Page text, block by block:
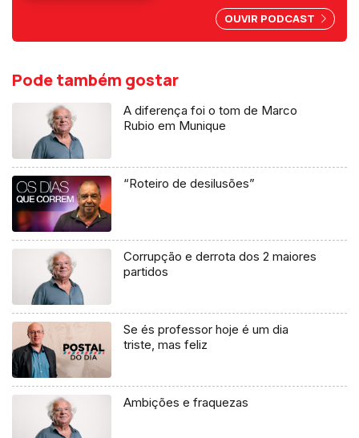
Ocidental. Uma crónica de
Francisco Sena Santos.
OUVIR PODCAST
Pode também gostar
A diferença foi o tom de Marco
Rubio em Munique
“Roteiro de desilusões”
Corrupção e derrota dos 2 maiores
partidos
Se és professor hoje é um dia
triste, mas feliz
Ambições e fraquezas